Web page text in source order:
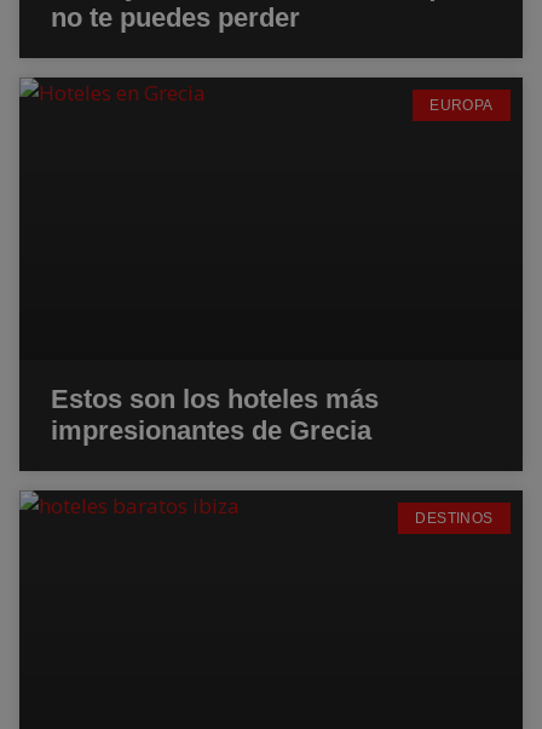
no te puedes perder
EUROPA
Estos son los hoteles más
impresionantes de Grecia
DESTINOS